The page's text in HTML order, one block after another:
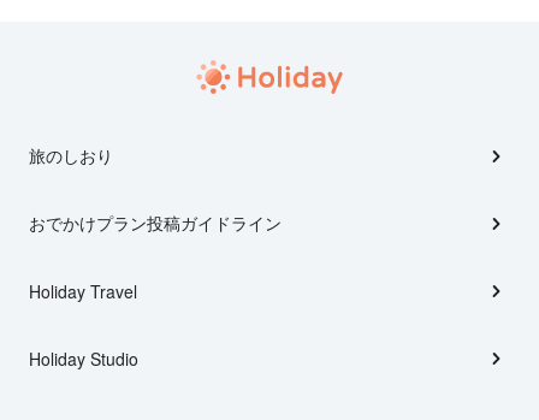
旅のしおり
おでかけプラン投稿ガイドライン
Holiday Travel
Holiday Studio